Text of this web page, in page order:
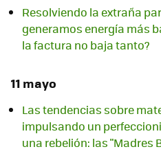
Resolviendo la extraña
generamos energía más
la factura no baja tanto?
11 mayo
Las tendencias sobre
impulsando un
una rebelión: las "Madres